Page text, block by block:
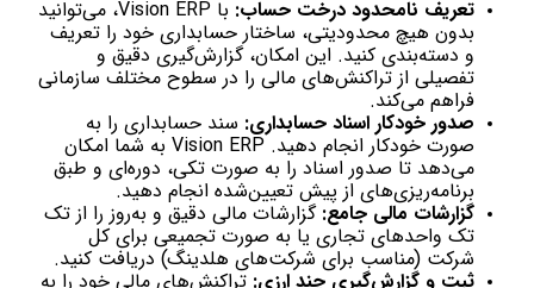
تعریف نامحدود درخت حساب: با Vision ERP، می‌توانید
بدون هیچ محدودیتی، ساختار حسابداری خود را تعریف
و دسته‌بندی کنید. این امکان، گزارش‌گیری دقیق و
تفصیلی از تراکنش‌های مالی را در سطوح مختلف سازمانی
فراهم می‌کند.
صدور خودکار اسناد حسابداری: سند حسابداری را به
صورت خودکار انجام دهید. Vision ERP به شما امکان
می‌دهد تا صدور اسناد را به صورت تکی، دوره‌ای و طبق
برنامه‌ریزی‌های از پیش تعیین‌شده انجام دهید.
گزارشات مالی جامع:گزارشات مالی دقیق و به‌روز را از تک
تک واحدهای تجاری یا به صورت تجمیعی برای کل
شرکت (مناسب برای شرکت‌های هلدینگ) دریافت کنید.
ثبت و گزارش‌گیری چند ارزی: تراکنش‌های مالی خود را به